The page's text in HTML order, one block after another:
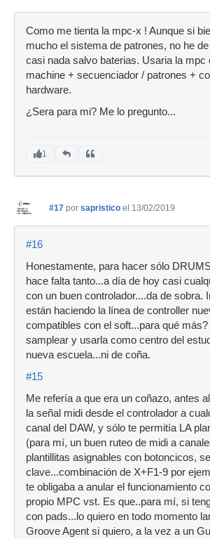
Como me tienta la mpc-x ! Aunque si
mucho el sistema de patrones, no he
casi nada salvo baterias. Usaria la mpc
machine + secuenciador / patrones +
hardware.
¿Sera para mi? Me lo pregunto...
1
#17 por sapristico el 13/02/2019
#16
Honestamente, para hacer sólo
hace falta tanto...a día de hoy casi
con un buen controlador....da de sobra.
están haciendo la línea de controller
compatibles con el soft...para qué
samplear y usarla como centro del
nueva escuela...ni de coña.
#15
Me refería a que era un coñazo, antes
la señal midi desde el controlador a
canal del DAW, y sólo te permitía LA
(para mí, un buen ruteo de midi a
plantillitas asignables con botoncicos,
clave...combinación de X+F1-9 por
te obligaba a anular el funcionamiento
propio MPC vst. Es que..para mí, si
con pads...lo quiero en todo momento
Groove Agent si quiero, a la vez a un